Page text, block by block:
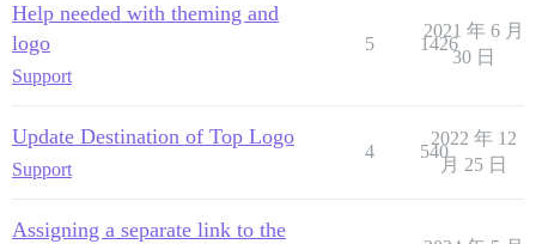
Help needed with theming and
logo
Support
5 1426
2021 年 6 月
30 日
Update Destination of Top Logo
Support
4 540
2022 年 12
月 25 日
Assigning a separate link to the